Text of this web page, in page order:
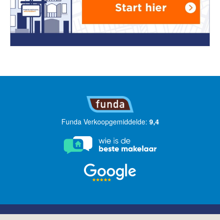
Funda Verkoopgemiddelde: 9,4